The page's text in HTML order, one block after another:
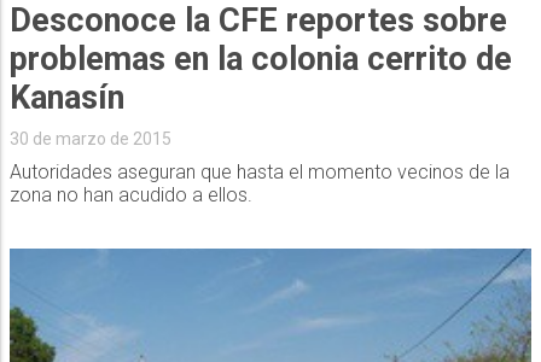
Desconoce la CFE reportes sobre
problemas en la colonia cerrito de
Kanasín
30 de marzo de 2015
Autoridades aseguran que hasta el momento vecinos de la
zona no han acudido a ellos.